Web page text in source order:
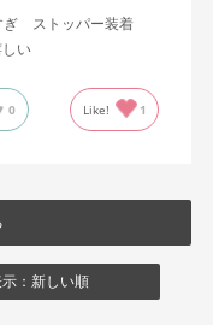
ストッパー装着
い
0 Like! 1
：新しい順